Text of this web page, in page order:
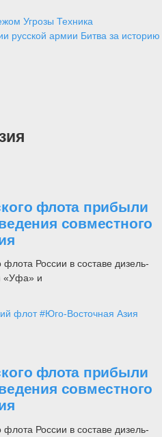
Угрозы Техника
русской армии Битва за историю
флота прибыли
совместного
России в составе дизель-
«Уфа» и
флот #Юго-Восточная Азия
флота прибыли
совместного
России в составе дизель-